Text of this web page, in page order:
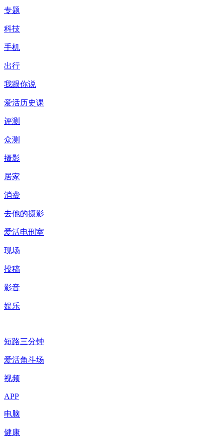
专题
科技
手机
出行
我跟你说
爱活历史课
评测
众测
摄影
居家
消费
去他的摄影
爱活电刑室
现场
投稿
影音
娱乐
短路三分钟
爱活角斗场
视频
APP
电脑
健康